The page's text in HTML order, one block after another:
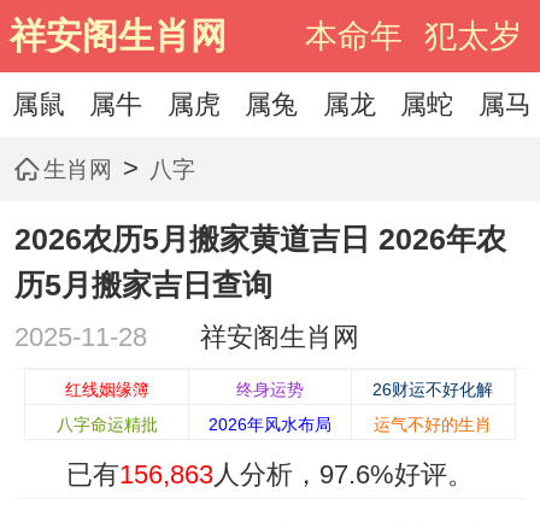
祥安阁生肖网 本命年 犯太岁
属鼠 属牛 属虎 属兔 属龙 属蛇 属马
生肖网 > 八字
2026农历5月搬家黄道吉日 2026年农
历5月搬家吉日查询
2025-11-28 祥安阁生肖网
红线姻缘簿 终身运势
26财运不好化解
八字命运精批
2026年风水布局 运气不好的生肖
已有156,863人分析， 97.6%好评。